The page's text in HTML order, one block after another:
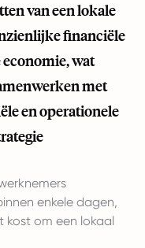
van een lokale
financiële
wat
met
en operationele
enkele dagen,
kost om een lokaal